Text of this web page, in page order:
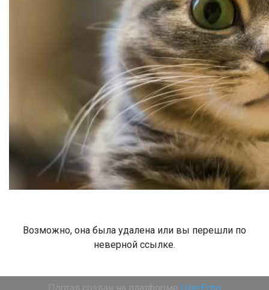
Возможно, она была удалена или вы перешли по
неверной ссылке.